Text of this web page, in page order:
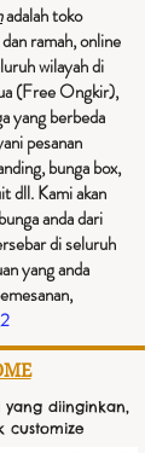
adalah toko
ramah, online
wilayah di
(Free Ongkir),
yang berbeda
pesanan
bunga box,
dll. Kami akan
anda dari
di seluruh
yang anda
diinginkan,
customize